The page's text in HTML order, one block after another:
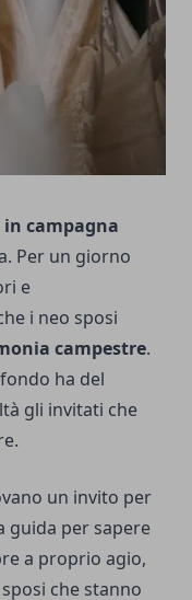
campagna
Per un giorno
e
i neo sposi
campestre.
ha del
gli invitati che
un invito per
guida per sapere
a proprio agio,
che stanno